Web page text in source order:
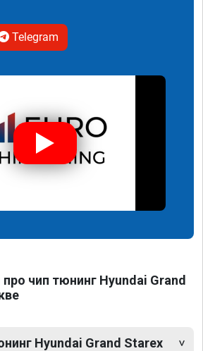
Telegram
чип тюнинг Hyundai Grand
Hyundai Grand Starex